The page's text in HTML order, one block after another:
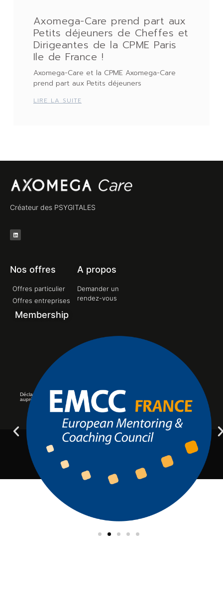
Axomega-Care prend part aux
Petits déjeuners de Cheffes et
Dirigeantes de la CPME Paris
Ile de France !
Axomega-Care et la CPME Axomega-Care
prend part aux Petits déjeuners
LIRE LA SUITE
Créateur des PSYGITALES
Nos offres
Offres particulier
Offres entreprises
A propos
Demander un
rendez-vous
Membership
Déclaration d’activité de formation enregistrée sous le numéro 11756184975
auprès du préfet de région d’Ile-de-France.